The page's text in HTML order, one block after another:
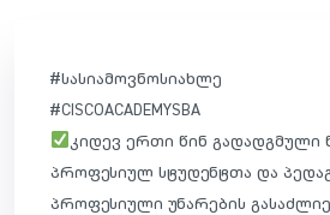
#სასიამოვნოსიახლე
#CISCOACADEMYSBA
კიდევ ერთი წინ გადადგმული
პროფესიულ სტუდენტთა და
პროფესიული უნარების